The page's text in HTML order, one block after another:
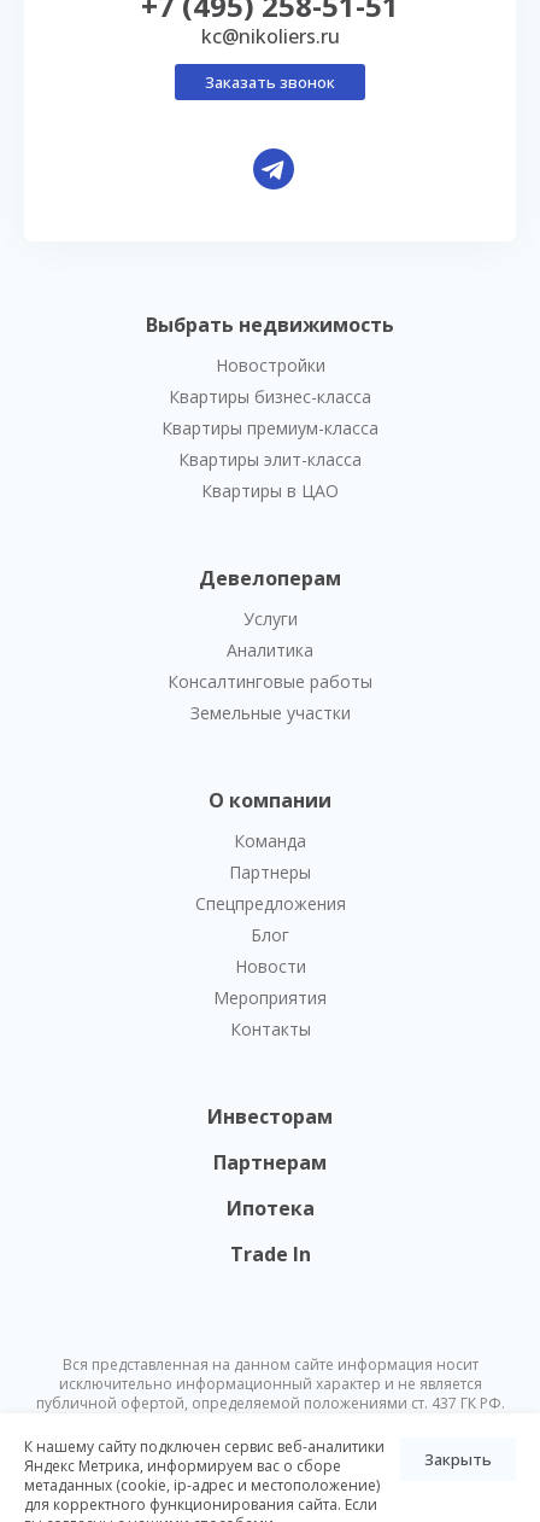
Выбрать недвижимость
Новостройки
Квартиры бизнес-класса
Квартиры премиум-класса
Квартиры элит-класса
Квартиры в ЦАО
Девелоперам
Услуги
Аналитика
Консалтинговые работы
Земельные участки
О компании
Команда
Партнеры
Спецпредложения
Блог
Новости
Мероприятия
Контакты
Инвесторам
Партнерам
Ипотека
Trade In
kc@nikoliers.ru
Заказать звонок
Вся представленная на данном сайте информация носит
исключительно информационный характер и не является
публичной офертой, определяемой положениями ст. 437 ГК РФ.
изменена в любое время без предварительного уведомления.
© Nikoliers 2026
Положение об обработке персональных данных
К нашему сайту подключен сервис веб-аналитики
Яндекс Метрика, информируем вас о сборе
метаданных (cookie, ip-адрес и местоположение)
для корректного функционирования сайта. Если
Закрыть